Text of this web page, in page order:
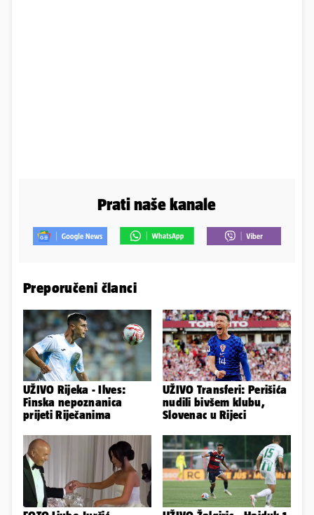
Prati naše kanale
Preporučeni članci
UŽIVO Rijeka - Ilves:
Finska nepoznanica
prijeti Riječanima
UŽIVO Transferi: Perišića
nudili bivšem klubu,
Slovenac u Rijeci